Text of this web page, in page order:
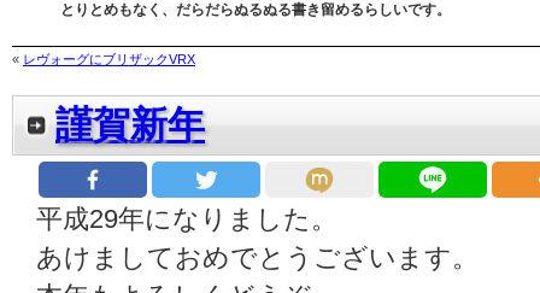
とりとめもなく、だらだらぬるぬる書き留めるらしいです。
« レヴォーグにブリザックVRX
謹賀新年
平成29年になりました。
あけましておめでとうございます。